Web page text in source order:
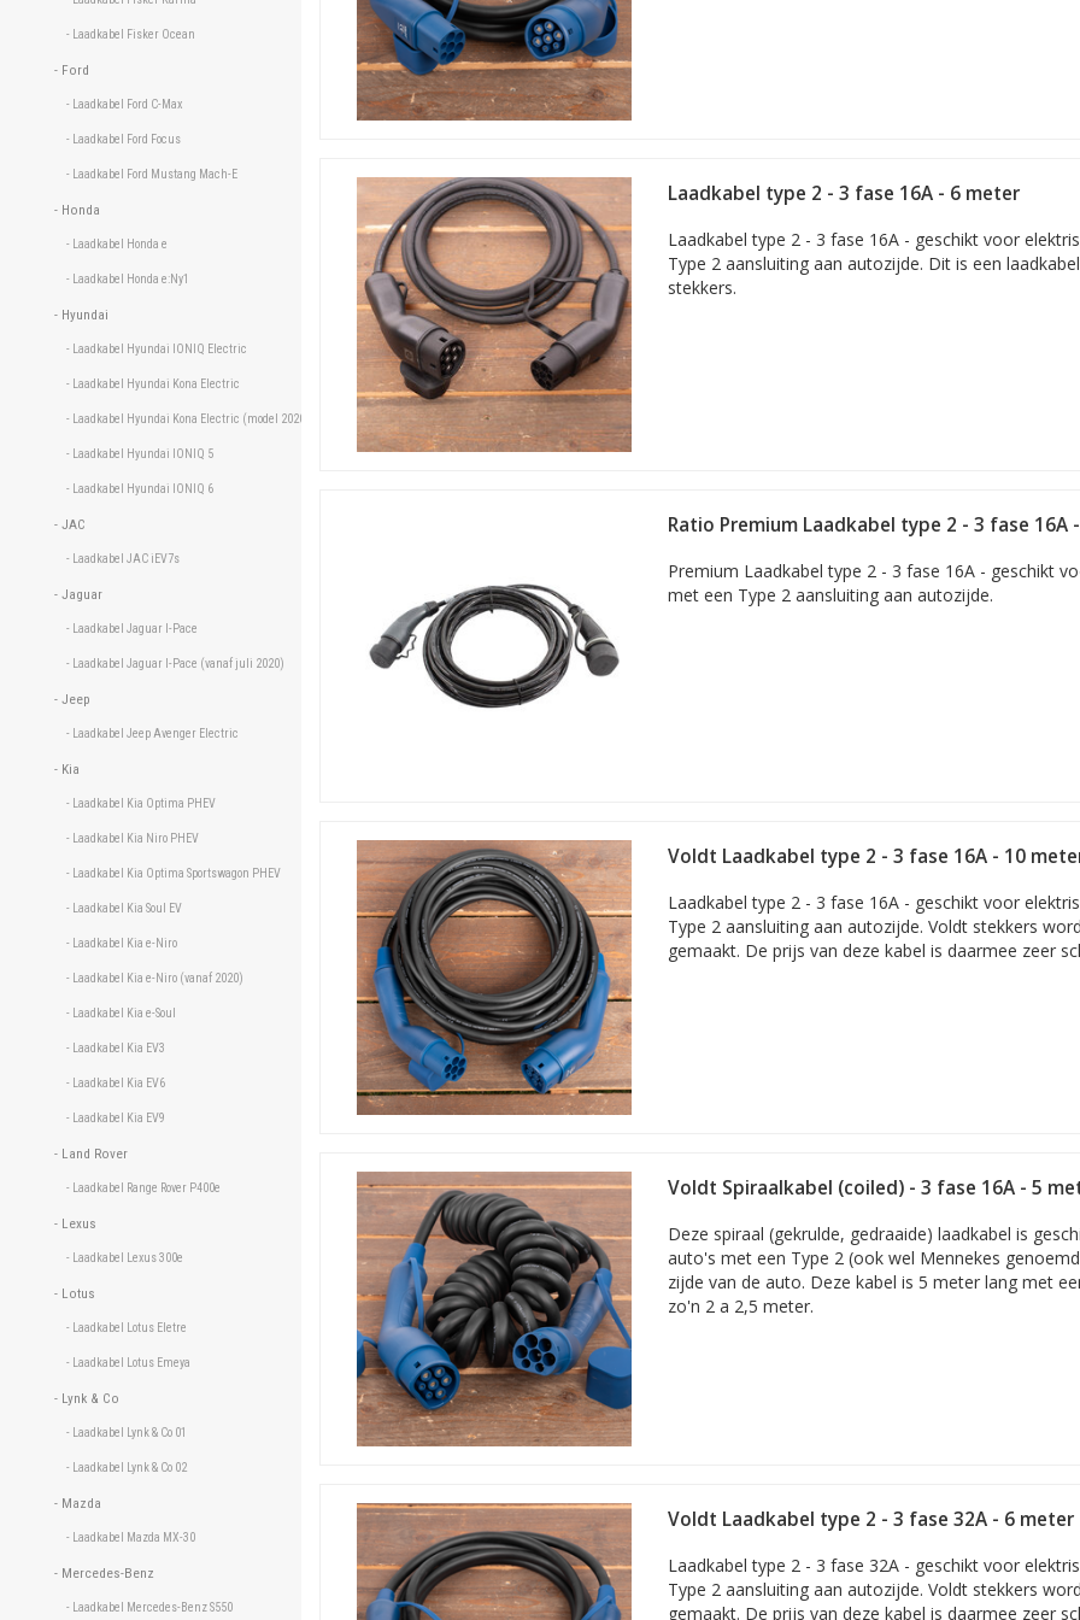
- Laadkabel Fisker Ocean
- Ford
- Laadkabel Ford C-Max
- Laadkabel Ford Focus
- Laadkabel Ford Mustang Mach-E
- Honda
- Laadkabel Honda e
- Laadkabel Honda e:Ny1
- Hyundai
- Laadkabel Hyundai IONIQ Electric
- Laadkabel Hyundai Kona Electric
- Laadkabel Hyundai Kona Electric (model 2020)
- Laadkabel Hyundai IONIQ 5
- Laadkabel Hyundai IONIQ 6
- JAC
- Laadkabel JAC iEV7s
- Jaguar
- Laadkabel Jaguar I-Pace
- Laadkabel Jaguar I-Pace (vanaf juli 2020)
- Jeep
- Laadkabel Jeep Avenger Electric
- Kia
- Laadkabel Kia Optima PHEV
- Laadkabel Kia Niro PHEV
- Laadkabel Kia Optima Sportswagon PHEV
- Laadkabel Kia Soul EV
- Laadkabel Kia e-Niro
- Laadkabel Kia e-Niro (vanaf 2020)
- Laadkabel Kia e-Soul
- Laadkabel Kia EV3
- Laadkabel Kia EV6
- Laadkabel Kia EV9
- Land Rover
- Laadkabel Range Rover P400e
- Lexus
- Laadkabel Lexus 300e
- Lotus
- Laadkabel Lotus Eletre
- Laadkabel Lotus Emeya
- Lynk & Co
- Laadkabel Lynk & Co 01
- Laadkabel Lynk & Co 02
- Mazda
- Laadkabel Mazda MX-30
- Mercedes-Benz
- Laadkabel Mercedes-Benz S550
Laadkabel type 2 - 3 fase 16A - 6 meter
Laadkabel type 2 - 3 fase 16A - geschikt voor
Type 2 aansluiting aan autozijde. Dit is een
stekkers.
Ratio Premium Laadkabel type 2 - 3 fase 16A
Premium Laadkabel type 2 - 3 fase 16A - geschikt
met een Type 2 aansluiting aan autozijde.
Voldt Laadkabel type 2 - 3 fase 16A - 10
Laadkabel type 2 - 3 fase 16A - geschikt voor
Type 2 aansluiting aan autozijde. Voldt stekkers
gemaakt. De prijs van deze kabel is daarmee zeer
Voldt Spiraalkabel (coiled) - 3 fase 16A - 5
Deze spiraal (gekrulde, gedraaide) laadkabel is
auto's met een Type 2 (ook wel Mennekes
zijde van de auto. Deze kabel is 5 meter lang met
zo'n 2 a 2,5 meter.
Voldt Laadkabel type 2 - 3 fase 32A - 6 meter
Laadkabel type 2 - 3 fase 32A - geschikt voor
Type 2 aansluiting aan autozijde. Voldt stekkers
gemaakt. De prijs van deze kabel is daarmee zeer